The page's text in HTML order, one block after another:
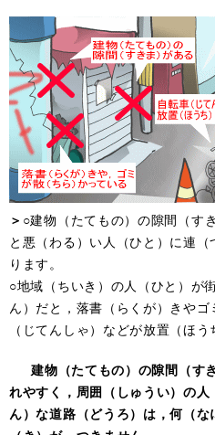
＞ ○建物（たてもの）の隙間（す
と悪（わる）い人（ひと）に連
ります。
○地域（ちいき）の人（ひと）が
ん）だと，落書（らくが）きや
（じてんしゃ）などが放置（ほ
建物（たてもの）の隙間（す
れやすく，周囲（しゅうい）の
ん）な道路（どうろ）は，何（